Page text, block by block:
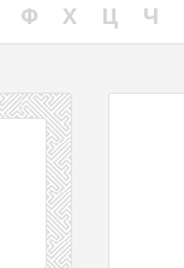
Ф Х Ц Ч